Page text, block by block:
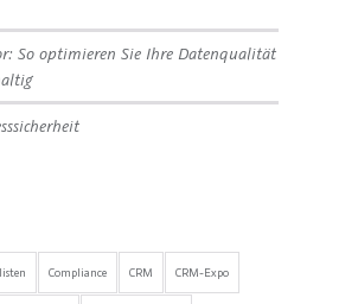
So optimieren Sie Ihre Datenqualität
Compliance CRM CRM-Expo